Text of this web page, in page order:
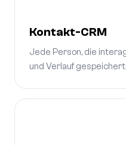
Kontakt-CRM
Jede Person, die
und Verlauf gespeichert.